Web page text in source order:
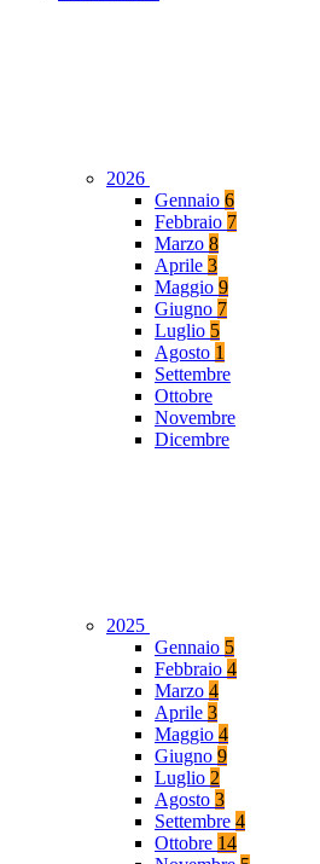
2026
Gennaio 6
Febbraio 7
Marzo 8
Aprile 3
Maggio 9
Giugno 7
Luglio 5
Agosto 1
Settembre
Ottobre
Novembre
Dicembre
2025
Gennaio 5
Febbraio 4
Marzo 4
Aprile 3
Maggio 4
Giugno 9
Luglio 2
Agosto 3
Settembre 4
Ottobre 14